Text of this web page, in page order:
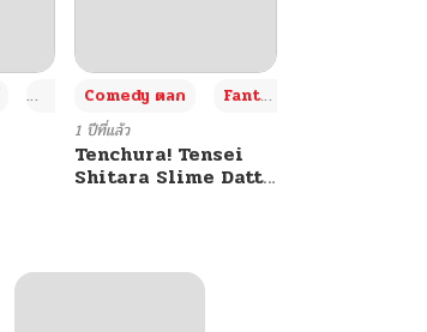
Adult ผู้ใหญ่ +4
Comedy ตลก Fantasy แฟนตาซี
1 ปีที่แล้ว
Tenchura! Tensei
Shitara Slime Datta